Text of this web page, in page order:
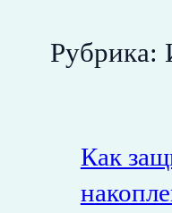
Рубрика:
Как